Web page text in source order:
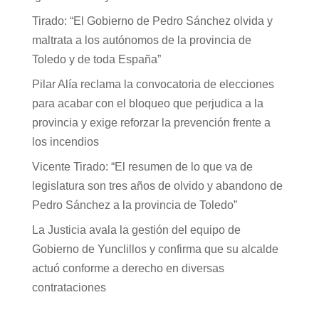
Tirado: “El Gobierno de Pedro Sánchez olvida y
maltrata a los autónomos de la provincia de
Toledo y de toda España”
Pilar Alía reclama la convocatoria de elecciones
para acabar con el bloqueo que perjudica a la
provincia y exige reforzar la prevención frente a
los incendios
Vicente Tirado: “El resumen de lo que va de
legislatura son tres años de olvido y abandono de
Pedro Sánchez a la provincia de Toledo”
La Justicia avala la gestión del equipo de
Gobierno de Yunclillos y confirma que su alcalde
actuó conforme a derecho en diversas
contrataciones